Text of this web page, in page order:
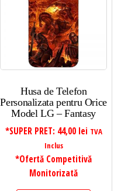
Husa de Telefon
Personalizata pentru Orice
Model LG – Fantasy
*SUPER PRET: 44,00 lei TVA
Inclus
*Ofertă Competitivă
Monitorizată